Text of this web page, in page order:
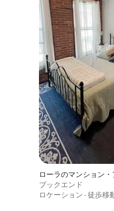
ローラのマンション・
ト
ブックエンド
ロケーション · 徒歩移